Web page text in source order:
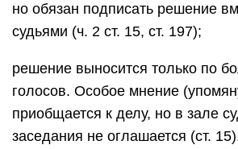
но обязан подписать решение
судьями (ч. 2 ст. 15, ст. 197);
решение выносится только по
голосов. Особое мнение
приобщается к делу, но в зале
заседания не оглашается (ст.